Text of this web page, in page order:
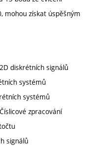
mohou získat úspěšným
diskrétních signálů
systémů
systémů
zpracování
signálů